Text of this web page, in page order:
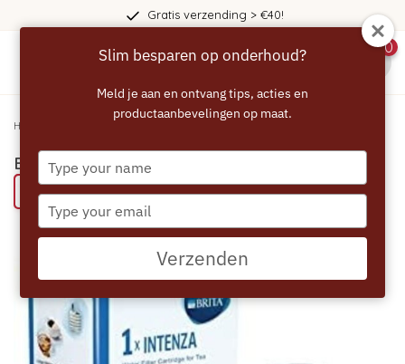
Gratis verzending > €40!
0
Home
BRITA Intenza Waterfilter
Bespaar 46% met een ECCELLENTE product
Slim besparen op onderhoud?
Meld je aan en ontvang tips, acties en
productaanbevelingen op maat.
Type
your
name
Type
your
email
Verzenden